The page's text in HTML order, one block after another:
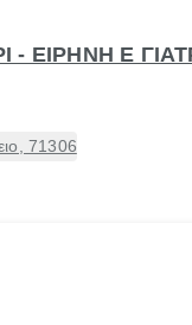
- ΕΙΡΗΝΗ Ε
71306